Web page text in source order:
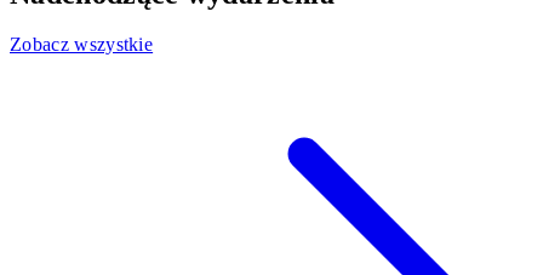
Zobacz wszystkie